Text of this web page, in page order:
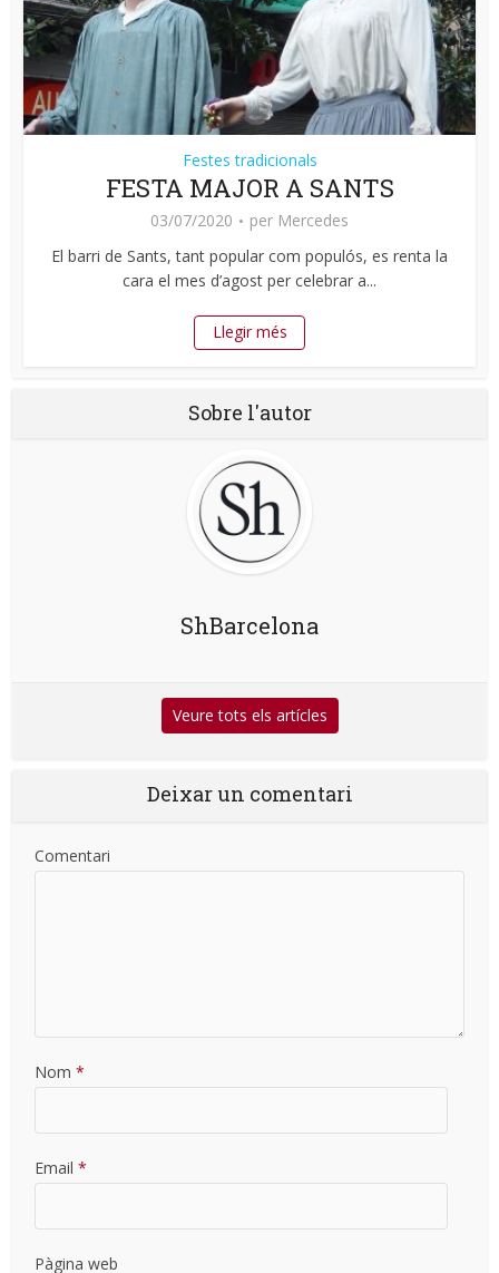
Festes tradicionals
FESTA MAJOR A SANTS
03/07/2020 per Mercedes
El barri de Sants, tant popular com populós, es renta la
cara el mes d’agost per celebrar a...
Llegir més
Sobre l'autor
ShBarcelona
Veure tots els artícles
Deixar un comentari
Comentari
Nom *
Email *
Pàgina web